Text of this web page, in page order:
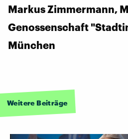
Markus Zimmermann,
Genossenschaft
München
Weitere Beiträge